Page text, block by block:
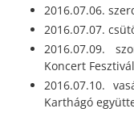
2016.07.06.
2016.07.07.
2016.07.09.
Koncert
2016.07.10.
Karthágó